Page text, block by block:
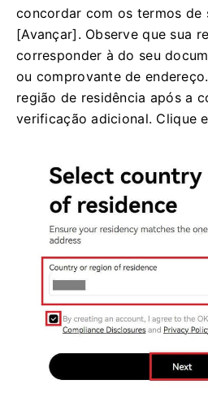
concordar com os termos de
[Avançar]. Observe que sua
corresponder à do seu
ou comprovante de
região de residência após a
verificação adicional. Clique